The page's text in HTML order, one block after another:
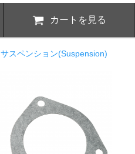
カートを見る
サスペンション(Suspension)